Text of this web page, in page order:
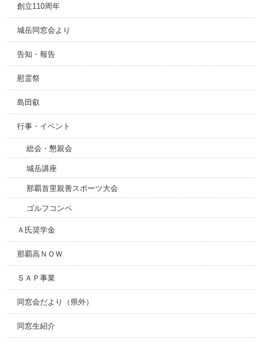
創立110周年
城岳同窓会より
告知・報告
慰霊祭
島田叡
行事・イベント
総会・懇親会
城岳講座
那覇首里親善スポーツ大会
ゴルフコンペ
Ａ氏奨学金
那覇高ＮＯＷ
ＳＡＰ事業
同窓会だより（県外）
同窓生紹介